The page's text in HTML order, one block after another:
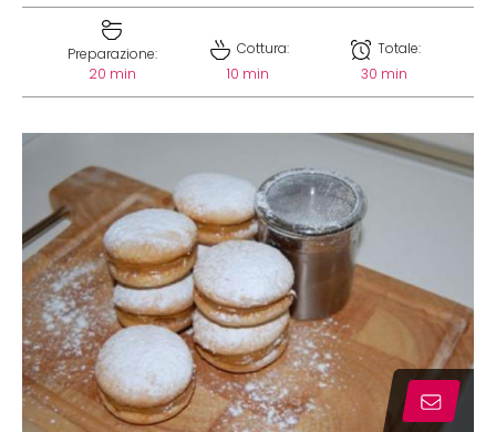
Preparazione:
20 min
Cottura:
10 min
Totale:
30 min